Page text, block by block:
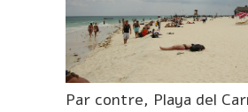
Par contre, Playa del